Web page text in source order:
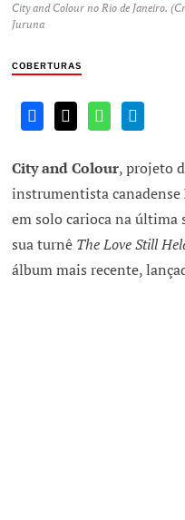
City and Colour no Rio de Janeiro.
Juruna
COBERTURAS
City and Colour, projeto
instrumentista canadense
em solo carioca na última
sua turnê The Love Still
álbum mais recente,